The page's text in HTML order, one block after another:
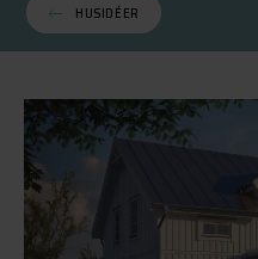
HUSIDÉER